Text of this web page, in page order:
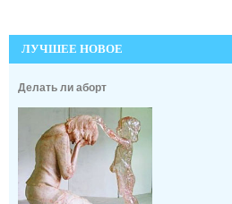
ЛУЧШЕЕ НОВОЕ
Делать ли аборт